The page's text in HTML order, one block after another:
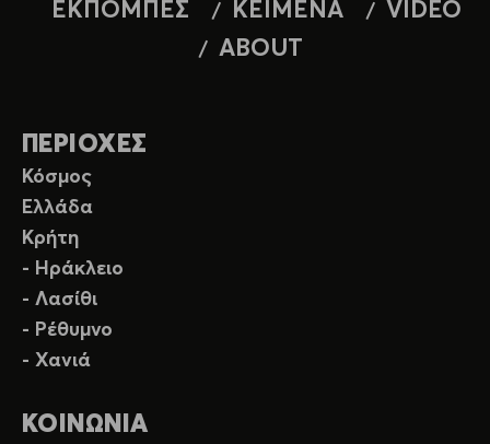
ΕΚΠΟΜΠΕΣ ΚΕΙΜΕΝΑ
VIDEO
ABOUT
ΠΕΡΙΟΧΕΣ
Κόσμος
Ελλάδα
Κρήτη
- Ηράκλειο
- Λασίθι
- Ρέθυμνο
- Χανιά
ΚΟΙΝΩΝΙΑ